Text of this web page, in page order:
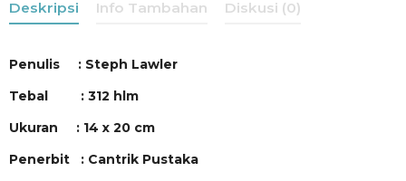
Deskripsi Info Tambahan Diskusi (0)
Penulis : Steph Lawler
Tebal : 312 hlm
Ukuran : 14 x 20 cm
Penerbit : Cantrik Pustaka